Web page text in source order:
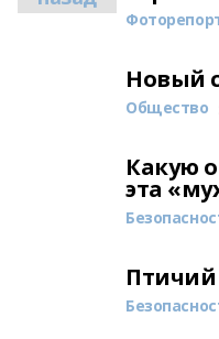
Новый
Общество
Какую
эта